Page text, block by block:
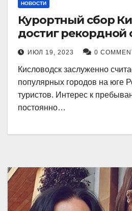
НОВОСТИ
Курортный сбор
достиг
ИЮЛ 19, 2023 0
Кисловодск заслуженно
популярных городов на юге
туристов. Интерес к
постоянно…